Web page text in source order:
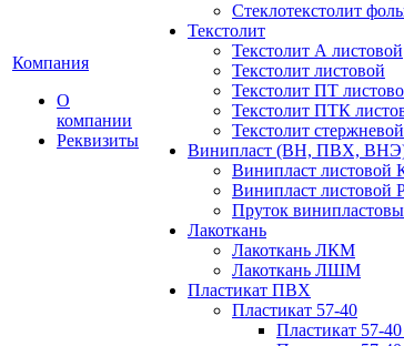
Компания
О
компании
Реквизиты
Стеклотекстолит
Текстолит
Текстолит А листовой
Текстолит листовой
Текстолит ПТ
Текстолит ПТК
Текстолит стержневой
Винипласт (ВН, ПВХ,
Винипласт листовой
Винипласт листовой
Пруток
Лакоткань
Лакоткань ЛКМ
Лакоткань ЛШМ
Пластикат ПВХ
Пластикат 57-40
Пластикат 57-